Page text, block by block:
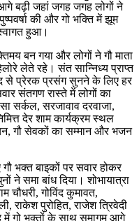
आगे बढ़ी जहां जगह जगह लोगों ने
की और गो भक्ति में झूम
हुआ।
बन गया और लोगों ने गौ माता
लेते रहे। संत सान्निध्य प्राप्त
से प्रेरक प्रसंग सुनने के लिए हर
संतगण रास्ते में लोगों का
सर्कल, सरजावाव दरवाजा,
देर शाम कार्यक्रम स्थल
गौ सेवकों का सम्मान और भजन
गौ भक्त बाइकों पर सवार होकर
समा बांध दिया। शोभायात्रा
चौधरी, गोविंद कुमावत,
राकेश पुरोहित, राजेश त्रिवेदी
में गो भक्तों के साथ समागम आगे